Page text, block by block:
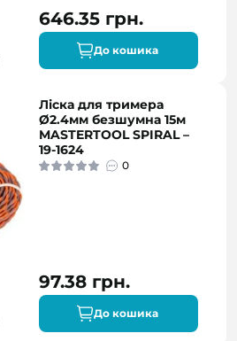
646.35 грн.
До кошика
Ліска для тримера
Ø2.4мм безшумна 15м
MASTERTOOL SPIRAL –
19-1624
0
97.38 грн.
До кошика